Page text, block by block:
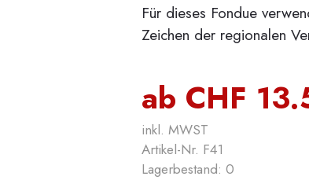
Für dieses Fondue
Zeichen der regionalen
ab CHF
inkl. MWST
Artikel-Nr. F41
Lagerbestand: 0